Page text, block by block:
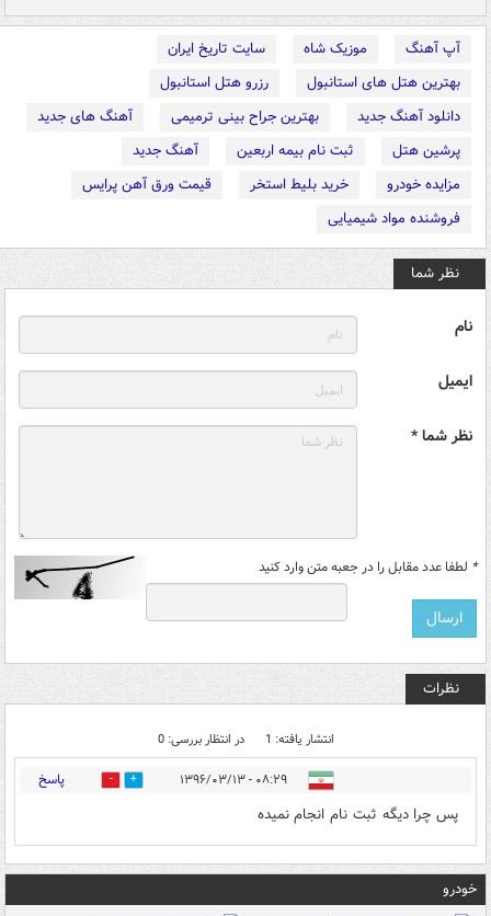
آپ آهنگ موزیک شاه
سایت تاریخ ایران
بهترین هتل های استانبول
رزرو هتل استانبول
دانلود آهنگ جدید
بهترین جراح بینی ترمیمی
آهنگ های جدید
پرشین هتل
ثبت نام بیمه اربعین
آهنگ جدید
مزایده خودرو
خرید بلیط استخر
قیمت ورق آهن پرایس
فروشنده مواد شیمیایی
نظر شما
نام
ایمیل
نظر شما *
* لطفا عدد مقابل را در جعبه متن وارد کنید
نظرات
انتشار یافته: 1 در انتظار بررسی: 0
۰۸:۲۹ - ۱۳۹۶/۰۳/۱۳ 0 پاسخ
پس چرا دیگه ثبت نام انجام نمیده
خودرو